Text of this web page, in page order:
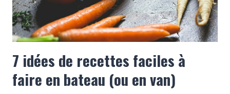
7 idées de recettes faciles à
faire en bateau (ou en van)